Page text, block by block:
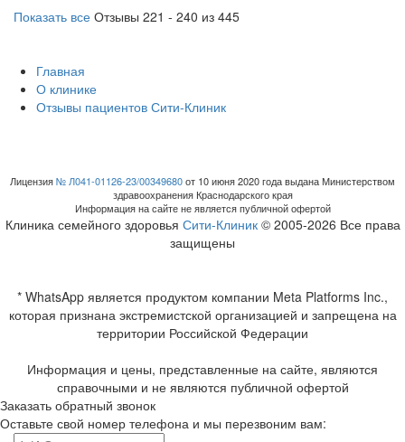
Показать все Отзывы 221 - 240 из 445
Главная
О клинике
Отзывы пациентов Сити-Клиник
Лицензия№ Л041-01126-23/00349680от 10 июня 2020 года выдана Министерством
здравоохранения Краснодарского края
Информация на сайте не является публичной офертой
Клиника семейного здоровья Сити-Клиник© 2005-2026 Все права
защищены
* WhatsApp является продуктом компании Meta Platforms Inc.,
которая признана экстремистской организацией и запрещена на
территории Российской Федерации
Информация и цены, представленные на сайте, являются
справочными и не являются публичной офертой
Заказать обратный звонок
Оставьте свой номер телефона и мы перезвоним вам: